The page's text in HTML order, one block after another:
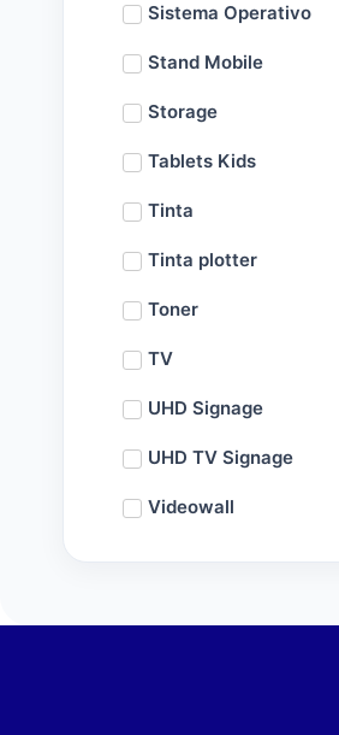
Sistema Operativo
Stand Mobile
Storage
Tablets Kids
Tinta
Tinta plotter
Toner
TV
UHD Signage
UHD TV Signage
Videowall